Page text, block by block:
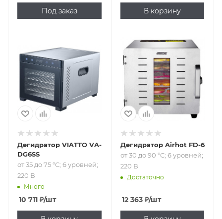
Под заказ В корзину
от 35 до 75 °С; 6
уровней; 220 В
Дегидратор VIATTO VA-
DG6SS
от 35 до 75 °С; 6 уровней;
220 В
Много
10 711 ₽/шт
Подпись к товару
от 30 до 90 °С; 6
уровней; 220 В
Дегидратор Airhot FD-6
от 30 до 90 °С; 6 уровней;
220 В
Достаточно
12 363₽/шт